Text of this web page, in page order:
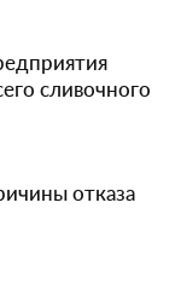
сливочного
отказа